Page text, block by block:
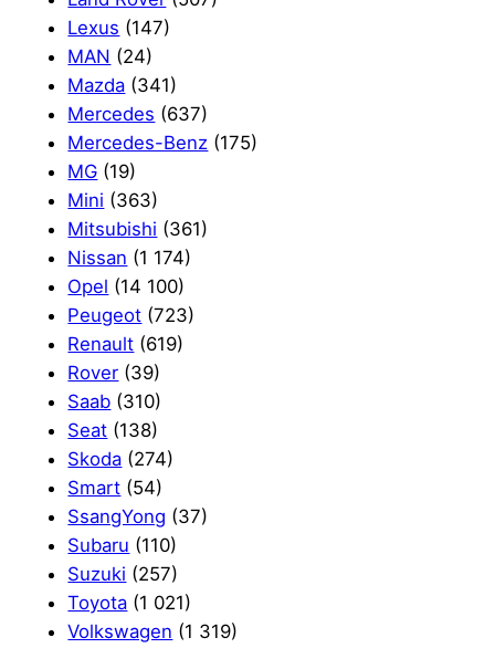
Lexus (147)
MAN (24)
Mazda (341)
Mercedes (637)
Mercedes-Benz (175)
MG (19)
Mini (363)
Mitsubishi (361)
Nissan (1 174)
Opel (14 100)
Peugeot (723)
Renault (619)
Rover (39)
Saab (310)
Seat (138)
Skoda (274)
Smart (54)
SsangYong (37)
Subaru (110)
Suzuki (257)
Toyota (1 021)
Volkswagen (1 319)